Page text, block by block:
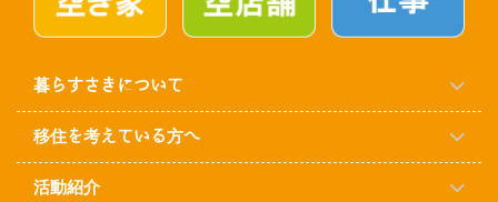
暮らすさきについて
移住を考えている方へ
活動紹介